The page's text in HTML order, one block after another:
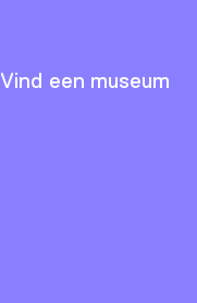
Vind een museum